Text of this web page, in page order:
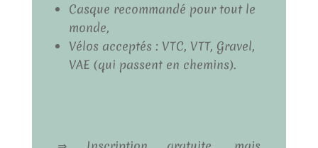
Casque recommandé pour tout le
monde,
Vélos acceptés : VTC, VTT, Gravel,
VAE (qui passent en chemins).